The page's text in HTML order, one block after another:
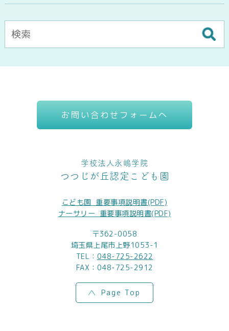
お問い合わせフォームへ
学校法人永嶋学院
つつじが丘認定こども園
こども園_重要事項説明書(PDF)
ナーサリー_重要事項説明書(PDF)
〒362-0058
埼玉県上尾市上野1053-1
TEL： 048-725-2622
FAX：048-725-2912
Page Top